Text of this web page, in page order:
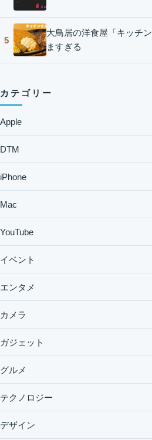
5
大鳥居の洋食屋「キッチ
ますぎる
カテゴリー
Apple
DTM
iPhone
Mac
YouTube
イベント
エンタメ
カメラ
ガジェット
グルメ
テクノロジー
デザイン